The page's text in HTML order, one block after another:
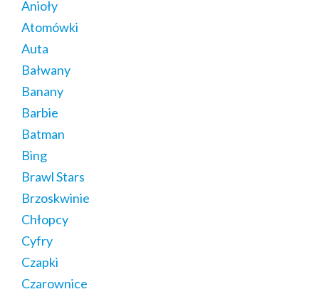
Anioły
Atomówki
Auta
Bałwany
Banany
Barbie
Batman
Bing
Brawl Stars
Brzoskwinie
Chłopcy
Cyfry
Czapki
Czarownice